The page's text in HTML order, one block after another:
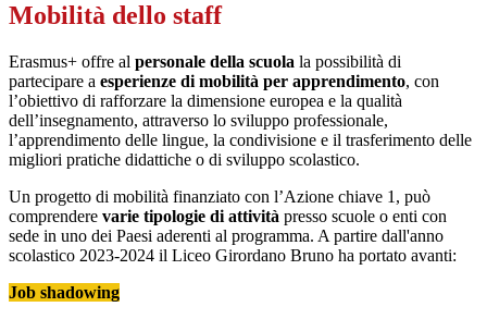
Mobilità dello staff
Erasmus+ offre al personale della scuola la possibilità di
partecipare a esperienze di mobilità per apprendimento, con
l’obiettivo di rafforzare la dimensione europea e la qualità
dell’insegnamento, attraverso lo sviluppo professionale,
l’apprendimento delle lingue, la condivisione e il trasferimento delle
migliori pratiche didattiche o di sviluppo scolastico.
Un progetto di mobilità finanziato con l’Azione chiave 1, può
comprendere varie tipologie di attività presso scuole o enti con
sede in uno dei Paesi aderenti al programma. A partire dall'anno
scolastico 2023-2024 il Liceo Girordano Bruno ha portato avanti:
Job shadowing